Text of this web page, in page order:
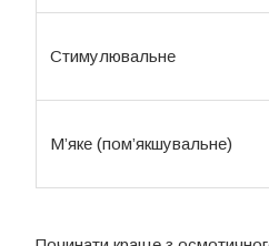
Стимулювальне
М’яке (пом’якшувальне)